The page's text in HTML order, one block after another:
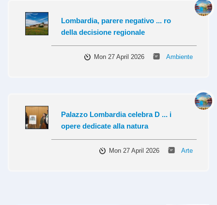
Lombardia, parere negativo ... ro
della decisione regionale
Mon 27 April 2026 Ambiente
Palazzo Lombardia celebra D ... i
opere dedicate alla natura
Mon 27 April 2026 Arte